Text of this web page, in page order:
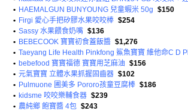
• HAEMALGUN BUNYOUNG 兒童蝦米 50g $150
• Firgi 愛心手把矽膠水果咬咬棒 $254
• Sassy 水果餵食奶嘴 $136
• BEBECOOK 寶寶初食蓋飯醬 $1,276
• Taeyang Life Health Pinkfong 鯊魚寶寶 維他命C D
• bebefood 寶寶福德 寶寶用芝麻油 $156
• 元氣寶寶 立體水果抓握固齒器 $102
• Pulmuone 圃美多 Pororo孩童豆腐棒 $186
• kidsme 咬咬樂輔食器 $239
• 農純鄉 飽寶醬 4包 $243